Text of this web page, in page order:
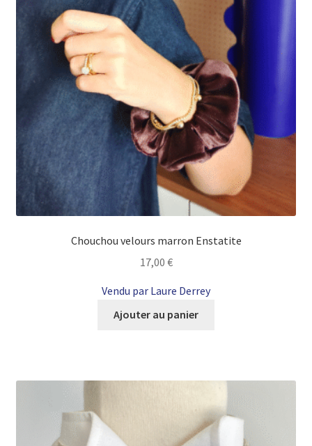
Chouchou velours marron Enstatite
17,00 €
Vendu par Laure Derrey
Ajouter au panier